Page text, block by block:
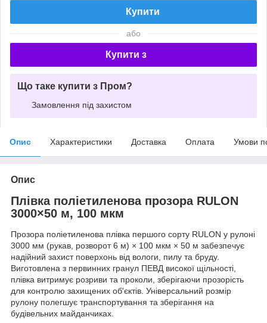
Купити
або
Купити з
Що таке купити з Пром?
Замовлення під захистом
Опис Характеристики Доставка Оплата Умови
Опис
Плівка поліетиленова прозора RULON
3000×50 м, 100 мкм
Прозора поліетиленова плівка першого сорту RULON у рулоні
3000 мм (рукав, розворот 6 м) × 100 мкм × 50 м забезпечує
надійний захист поверхонь від вологи, пилу та бруду.
Виготовлена з первинних гранул ПЕВД високої щільності,
плівка витримує розриви та проколи, зберігаючи прозорість
для контролю захищених об'єктів. Універсальний розмір
рулону полегшує транспортування та зберігання на
будівельних майданчиках.